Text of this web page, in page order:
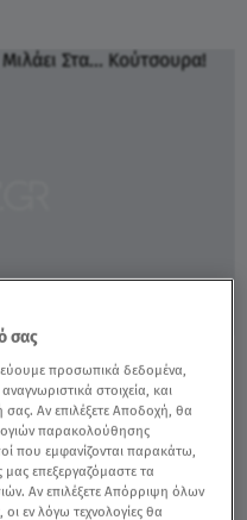
Μιλάει Στα...
σας
προσωπικά δεδομένα,
στοιχεία, και
Αν επιλέξετε Αποδοχή, θα
παρακολούθησης
που εμφανίζονται παρακάτω,
μας επεξεργαζόμαστε τα
Αν επιλέξετε Απόρριψη όλων
εν λόγω τεχνολογίες θα